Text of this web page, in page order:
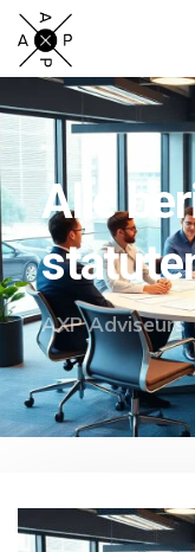
Alle
AXP Adviseurs